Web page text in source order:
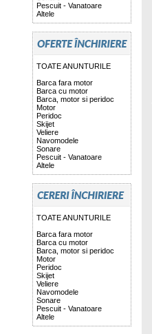
Pescuit - Vanatoare
Altele
TOATE ANUNTURILE
Barca fara motor
Barca cu motor
Barca, motor si peridoc
Motor
Peridoc
Skijet
Veliere
Navomodele
Sonare
Pescuit - Vanatoare
Altele
TOATE ANUNTURILE
Barca fara motor
Barca cu motor
Barca, motor si peridoc
Motor
Peridoc
Skijet
Veliere
Navomodele
Sonare
Pescuit - Vanatoare
Altele